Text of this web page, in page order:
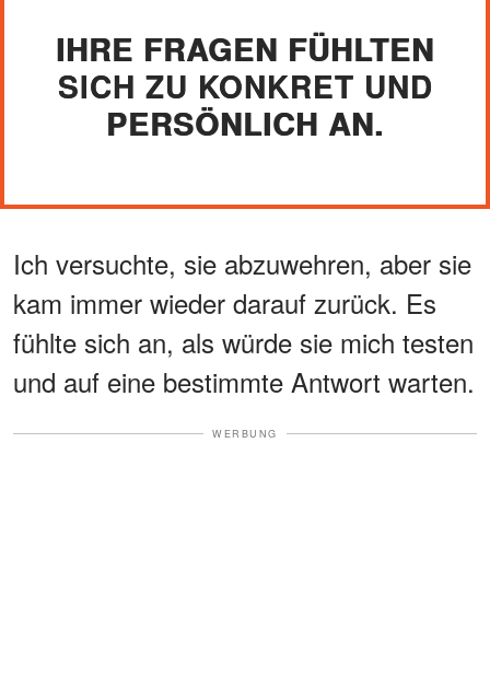
IHRE FRAGEN FÜHLTEN
SICH ZU KONKRET UND
PERSÖNLICH AN.
Ich versuchte, sie abzuwehren, aber sie
kam immer wieder darauf zurück. Es
fühlte sich an, als würde sie mich testen
und auf eine bestimmte Antwort warten.
WERBUNG